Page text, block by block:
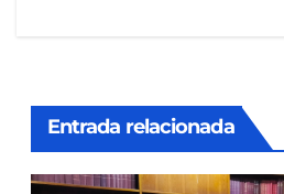
Entrada relacionada